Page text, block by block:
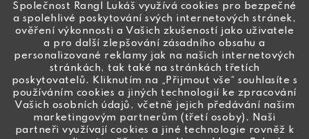
Společnost Rangl Lukáš využívá cookies pro bezpečné
a spolehlivé poskytování svých internetových stránek,
ověření výkonnosti a Vašich zkušeností jako uživatele
a pro další zlepšování zásadního obsahu a
personalizované reklamy jak na našich internetových
stránkách, tak také na stránkách třetích
poskytovatelů. Kliknutím na „Přijmout vše“ souhlasíte s
používáním cookies a jiných technologií ke zpracování
Vašich osobních údajů, včetně jejich předávání našim
marketingovým partnerům (třetí osoby). Naši
partneři využívají cookies a jiné technologie rovněž k
info@ceske-koralky.cz
+420 774 444 191